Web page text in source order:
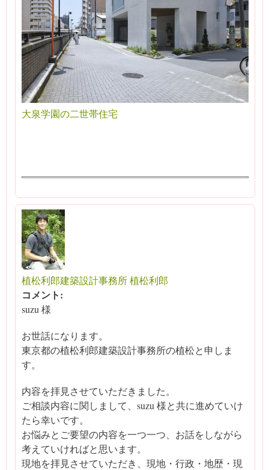
大泉学園の二世帯住宅
植松利郎建築設計事務所 植松利郎
コメント:
suzu 様
お世話になります。
東京都の植松利郎建築設計事務所の植松と申しま
す。
内容を拝見させていただきました。
ご相談内容に関しまして、suzu 様と共に進めていけ
たら幸いです。
お悩みとご要望の内容を一つ一つ、お話をしながら
考えていければと思います。
現地を拝見させていただき、現地・行政・地歴・現